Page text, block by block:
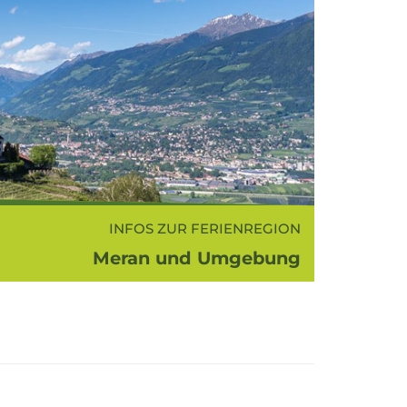
INFOS ZUR FERIENREGION
Meran und Umgebung